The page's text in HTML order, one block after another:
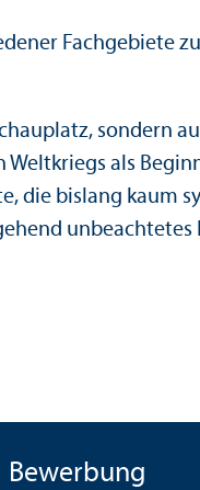
Fach­gebiete
sondern
Weltkriegs als
die bislang
Bewerbung